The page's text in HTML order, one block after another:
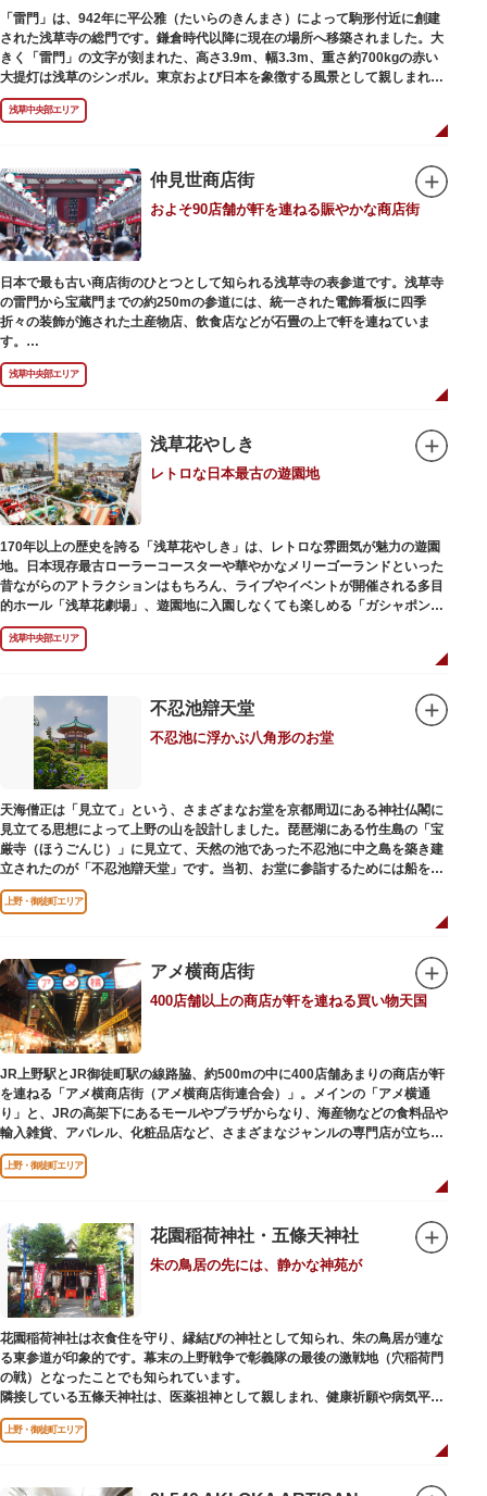
り、比叡山や京都の有名寺院になぞらえて上野の山に数多くの堂舎が建立さ
れました。本尊は薬師瑠璃光如来（やくしるりこうにょらい）で、伝教大師
最澄が自ら彫ったと伝えられる秘仏です。徳川歴代将軍の祈祷寺と菩提寺を
兼ね、御霊廟には6名の将軍が埋葬されています。
「雷門」は、942年に平公雅（たいらのきんまさ）によって駒形付近に創建
された浅草寺の総門です。鎌倉時代以降に現在の場所へ移築されました。大
きく「雷門」の文字が刻まれた、高さ3.9m、幅3.3m、重さ約700kgの赤い
大提灯は浅草のシンボル。東京および日本を象徴する風景として親しまれ、
フォトスポットとしても国内外の観光客を魅了し続けています。
提灯の底部に施された見事な龍の彫刻や、門の北側（風神雷神の背後）に安
置されている浅草寺の護法善神「天龍像」と「金龍像」も見どころ。正式名
ます。日没から23時頃までは雷門や浅草寺がライトアップされ、昼間とは違
った荘厳な雰囲気に包まれます。
何度も焼失と再建を繰り返し、現在の雷門は1960年に松下電器産業（現パナ
ソニック）の松下幸之助氏の寄進により再建されたものです。
浅草中央部エリア
仲見世商店街
およそ90店舗が軒を連ねる賑やかな商店街
日本で最も古い商店街のひとつとして知られる浅草寺の表参道です。浅草寺
の雷門から宝蔵門までの約250mの参道には、統一された電飾看板に四季
折々の装飾が施された土産物店、飲食店などが石畳の上で軒を連ねていま
す。
人形焼や手焼きせんべいをはじめ、団子や揚げまんじゅう、雷おこしなどの
銘菓、和傘や扇子など伝統工芸品も並び、歩いているだけで浅草らしさを感
じる場所です。江戸文化を感じる粋な商品の数々は、海外からの観光客にも
ての味を堪能できるのも魅力。下町っ子の威勢の良い売り声が飛び交うな
か、お気に入りのお土産探しをお楽しみください。
浅草中央部エリア
浅草花やしき
レトロな日本最古の遊園地
170年以上の歴史を誇る「浅草花やしき」は、レトロな雰囲気が魅力の遊園
地。日本現存最古ローラーコースターや華やかなメリーゴーランドといった
昔ながらのアトラクションはもちろん、ライブやイベントが開催される多目
的ホール「浅草花劇場」、遊園地に入園しなくても楽しめる「ガシャポンの
デパート浅草花やしき店」も併設され、さまざまな娯楽を楽しめる浅草の
「遊びの場」として親しまれています。
と菊細工を主とした花園（かえん）として誕生しました。明治時代に入ると
遊戯施設が置かれ、珍鳥や猛獣、見世物の展示などでも評判に。全国有数の
動物園としても知られるようになりました。戦後は遊園地として再開し、温
かさと懐かしさを併せ持つレトロなアトラクションや雰囲気で人気のスポッ
トとなっています。幼児（0歳～4歳）は入園とのりもの料が無料で、年齢や
身長制限の無いアトラクションもあり、子どもの遊園地デビューにもぴった
りです。
浅草中央部エリア
不忍池辯天堂
不忍池に浮かぶ八角形のお堂
天海僧正は「見立て」という、さまざまなお堂を京都周辺にある神社仏閣に
見立てる思想によって上野の山を設計しました。琵琶湖にある竹生島の「宝
厳寺（ほうごんじ）」に見立て、天然の池であった不忍池に中之島を築き建
立されたのが「不忍池辯天堂」です。当初、お堂に参詣するためには船を使
用していましたが、参詣者が増えたことから橋がかけられました。不忍池の
どこからでも参拝できるように、八角形の建物になったと言われ、7月から8
ご本尊である辯才天は、音楽と芸能の守り神として広く信仰され、
「辯”財”天」とも書くことから、金運上昇といったご利益もあると言われて
います。辯才天は琵琶を持った姿で知られていますが、不忍池辯天堂の辯才
天は、8本の腕に煩悩を破壊する武器をお持ちになっている「八臂辯才天
（はっぴべんざいてん）」。9月に行われる「巳成金（みなるかね）大祭」
で目にすることができます。
不忍池辯天堂には、豊臣秀吉公が大切にしていたという伝説のある、谷中七
福神とは別の「大黒天」も祀られています。
上野・御徒町エリア
アメ横商店街
400店舗以上の商店が軒を連ねる買い物天国
JR上野駅とJR御徒町駅の線路脇、約500mの中に400店舗あまりの商店が軒
を連ねる「アメ横商店街（アメ横商店街連合会）」。メインの「アメ横通
り」と、JRの高架下にあるモールやプラザからなり、海産物などの食料品や
輸入雑貨、アパレル、化粧品店など、さまざまなジャンルの専門店が立ち並
んでいます。活気ある呼び込みが飛び交うなかで、店員さんとの会話も楽し
みながら目玉商品や特価品を探せるのが魅力のひとつ。年末の叩き売りは風
アメ横のはじまりは、物資が底をついた第二次世界大戦後にできた闇市。多
くの闇市が的屋の仕切りであったのに対して、アメ横は満州からの復員兵が
共同体となり連合会を結成。出店を統制し、商店街が形成されました。
当時、JR上野駅のすぐ南に発生した闇市は、飴を販売する屋台があったこと
から「アメヤ横丁（飴屋通り）」と呼ばれるように。反対側のJR御徒町付近
には、アメリカ進駐軍の放出物資を販売する店ができたので「アメリカ横丁
（アメリカ通り）」と呼ばれるようになりました。この2つのエリアが統合
され、今の「アメ横」になったと言われています。
上野・御徒町エリア
花園稲荷神社・五條天神社
朱の鳥居の先には、静かな神苑が
花園稲荷神社は衣食住を守り、縁結びの神社として知られ、朱の鳥居が連な
る東参道が印象的です。幕末の上野戦争で彰義隊の最後の激戦地（穴稲荷門
の戦）となったことでも知られています。
隣接している五條天神社は、医薬祖神として親しまれ、健康祈願や病気平癒
祈願の参拝者が多く、相殿には菅原道真公も祀られています。
境内がつながっており、まるでひとつの神社かのように並んで鎮座していま
すが、それぞれ別々の由緒の独立した神社です。どちらの御朱印も五條天神
上野・御徒町エリア